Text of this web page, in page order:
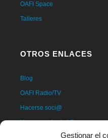
Gestionar el
OAFI Space
Talleres
OTROS ENLACES
Blog
OAFI Radio/TV
Hacerse soci@
Hacerse voluntari@